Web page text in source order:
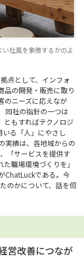
社風を象徴するかのよ
点として、インフォ
品の開発・販売に取り
のニーズに応えなが
同社の指針の一つは
ともすればテクノロジ
いる「人」にやさし
実績は、各地域からの
「サービスを提供す
職場環境づくりを」
ChatLuckである。今
のかについて、話を伺
営改善につなが